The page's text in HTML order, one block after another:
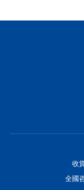
發貨快速，
很棒的物流
收
全國